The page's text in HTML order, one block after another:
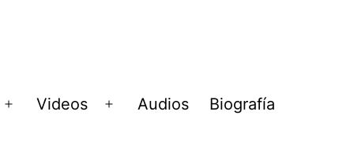
Abrir
Videos
Abrir
Audios Biografía